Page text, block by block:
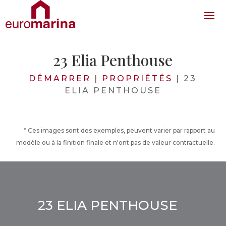
23 Elia Penthouse
DÉMARRER | PROPRIÉTÉS | 23
ELIA PENTHOUSE
* Ces images sont des exemples, peuvent varier par rapport au
modèle ou à la finition finale et n'ont pas de valeur contractuelle.
23 ELIA PENTHOUSE